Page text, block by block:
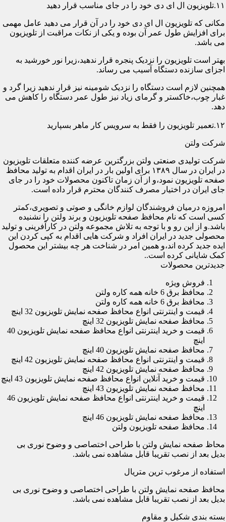
۱۱.تلویزیون ال ای دی خود را در جای مناسب قرار دهید
مکانی که تلویزیون ال ای دی خود را در آن قرار می دهید عامل مهمی
برای افزایش طول عمر آن بوده و یکی از نکات مراقبت از تلویزیون
می باشد.
بهتر است تلویزیون را نزدیک پنجره قرار ندهید،زیرا نور خورشید به
اجزای سازنده دستگاه آسیب می رساند.
همچنین لازم است دستگاه را نزدیک شومینه نیز قرار ندهید زیرا گرد و
غبار چوب،خاکستر و گرمای زیاد نیز طول عمر دستگاه را کاهش می
دهد.
۱۲.تعمیر تلویزیون را فقط به سرویس کار ماهر بسپارید
شرکت ولتن
شرکت تولیدی صنعتی ولتن بزرگترین عرضه کننده متعلقات تلویزیون
در ایران در سال ۱۳۸۹ برای اولین بار در ایران اقدام به تولید محافظ
صفحه تلویزیون نمود،و از آن زمان تاکنون محصولات خود را در جای
جای ایران در اختیار مصرف کنندگان محترم قرار داده است.
امروزه درمیان فروشندگان لوازم خانگی و صوتی و تصویری،کمتر
کسی است که نام محافظ صفحه تلویزیون و برند ولتن را نشنیده
باشد.و از این رو و با توجه به تلاش مجموعه ولتن در کارآفرینی و تولید
محصولی جدید در ایران افراد و شرکت هایی اقدام به کپی کردن این
ایده جدید کرده اند،و همین امر در شناخت هر چه بیشتر این محصول
کمک شایانی کرده است..
جدیدترین محصولات
فروش ویژه
محافظ برق 6 خانه همه کاره ولتن
محافظ برق 6 خانه همه کاره ولتن
قیمت و اینترنتی انواع محافظ صفحه نمایش تلویزیون 32 اینچ
محافظ صفحه نمایش تلویزیون 32 اینچ
قیمت و خرید اینترنتی انواع محافظ صفحه نمایش تلویزیون 40
اینچ
محافظ صفحه نمایش تلویزیون 40 اینچ
قیمت و اینترنتی انواع محافظ صفحه نمایش تلویزیون 42 اینچ
محافظ صفحه نمایش تلویزیون 42 اینچ
قیمت و خرید آنلاین انواع محافظ صفحه نمایش تلویزیون 43 اینچ
محافظ صفحه نمایش تلویزیون 43 اینچ
قیمت و خرید اینترنتی انواع محافظ صفحه نمایش تلویزیون 46
اینچ
محافظ صفحه نمایش تلویزیون 46 اینچ
محافظ صفحه تلویزیون ولتن
محاظ صفحه نمایش ولتن با طراحی اختصاصی و وضوح نوری بی
بدیل بعد از نصب تقریبا قابل مشاهده نمی باشد.
استفاده از مرغوب ترین متریال
محافظ صفحه نمایش ولتن با طراحی اختصاصی و وضوح نوری بی
بدیل بعد از نصب تقریبا قابل مشاهده نمی باشد.
بسته بندی شکیل و مقاوم